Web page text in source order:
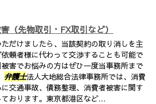
（先物取引・FX取引など）
だけましたら、当該契約の取り消しを主
頼者様に代わって交渉することも可能で
害でお悩みの方はぜひ一度当事務所まで
弁護士法人大地総合法律事務所では、消費
交通事故、債務整理、消費者被害に関す
おります。東京都港区など...